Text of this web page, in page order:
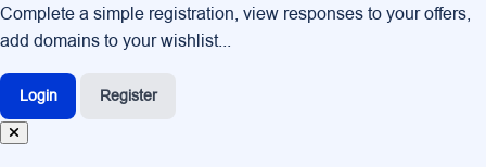
Complete a simple registration, view responses to your offers,
add domains to your wishlist...
Login Register